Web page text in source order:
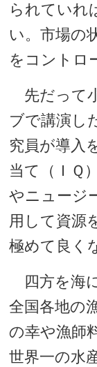
られていれ
い。市場の
をコントロ
先だって
ブで講演し
究員が導入
当て（ＩＱ
やニュージ
用して資源
極めて良く
四方を海
全国各地の
の幸や漁師
世界一の水